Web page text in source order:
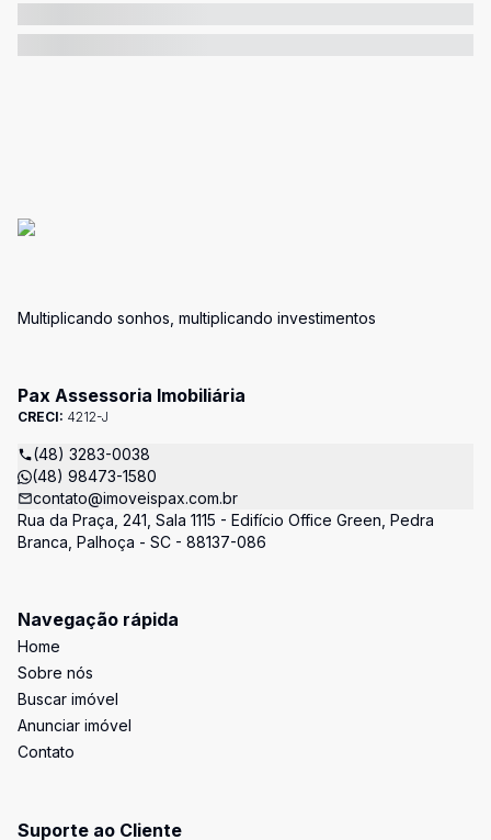
Multiplicando sonhos, multiplicando investimentos
Pax Assessoria Imobiliária
CRECI: 4212-J
(48) 3283-0038
(48) 98473-1580
contato@imoveispax.com.br
Rua da Praça, 241, Sala 1115 - Edifício Office Green, Pedra
Branca, Palhoça - SC - 88137-086
Navegação rápida
Home
Sobre nós
Buscar imóvel
Anunciar imóvel
Contato
Suporte ao Cliente